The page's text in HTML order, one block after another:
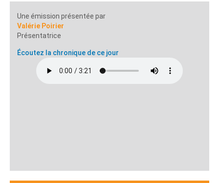
Une émission présentée par
Valérie Poirier
Présentatrice
Écoutez la chronique de ce jour